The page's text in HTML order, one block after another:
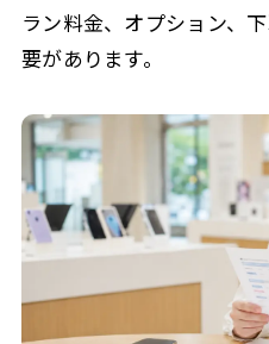
ラン料金、オプション、
要があります。